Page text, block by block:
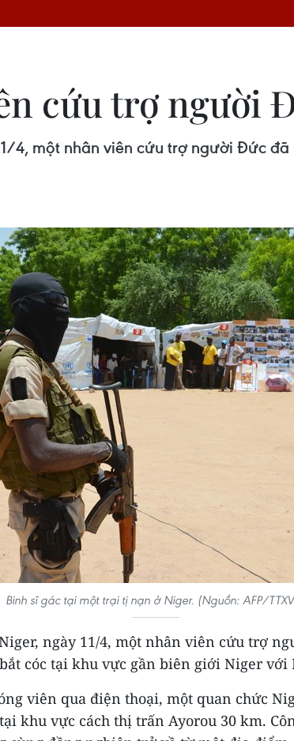
cứu trợ người
4, một nhân viên cứu trợ người Đức
Binh sĩ gác tại một trại tị nạn ở Niger. (Nguồn: AFP/
ngày 11/4, một nhân viên cứu trợ
cóc tại khu vực gần biên giới Niger với
viên qua điện thoại, một quan chức
khu vực cách thị trấn Ayorou 30 km.